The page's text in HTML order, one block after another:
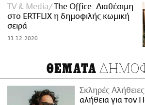
TV & Media
The Office: Διαθέσιμη
στο ERTFLIX η δημοφιλής κωμική
σειρά
31.12.2020
ΘΕΜΑΤΑ
Σκληρές Αλήθειες
αλήθεια για τον